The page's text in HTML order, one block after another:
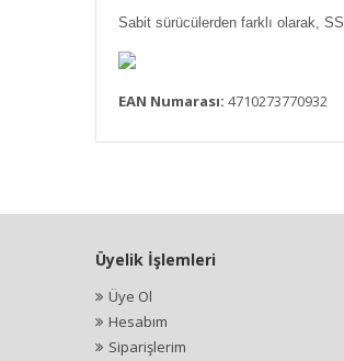
Sabit sürücülerden farklı olarak,
EAN Numarası: 4710273770932
Üyelik İşlemleri
Üye Ol
Hesabım
Siparişlerim